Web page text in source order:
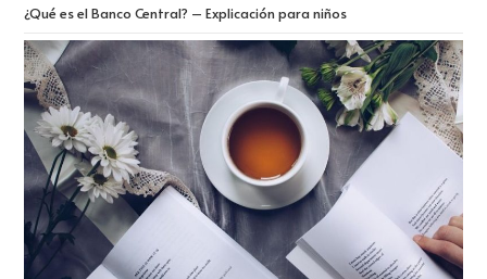
¿Qué es el Banco Central? – Explicación para niños